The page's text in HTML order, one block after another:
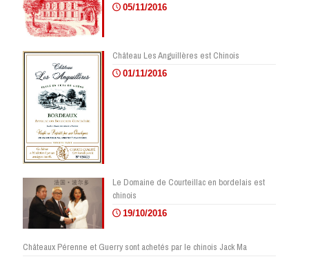
05/11/2016
Château Les Anguillères est Chinois
01/11/2016
Le Domaine de Courteillac en bordelais est
chinois
19/10/2016
Châteaux Pérenne et Guerry sont achetés par le chinois Jack Ma